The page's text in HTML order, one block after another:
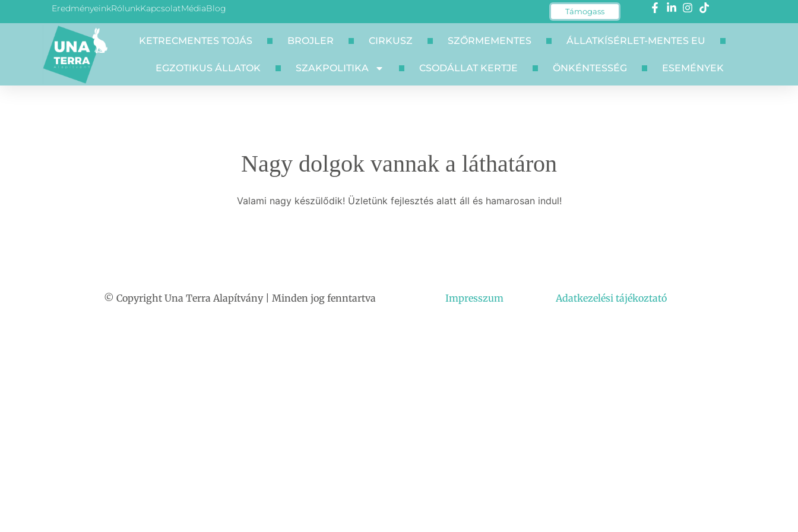
EredményeinkRólunkKapcsolatMédiaBlog Támogass
KETRECMENTES TOJÁS BROJLER CIRKUSZ SZŐRMEMENTES ÁLLATKÍSÉRLET-MENTES EU
EGZOTIKUS ÁLLATOK SZAKPOLITIKA CSODÁLLAT KERTJE ÖNKÉNTESSÉG ESEMÉNYEK
Nagy dolgok vannak a láthatáron
Valami nagy készülődik! Üzletünk fejlesztés alatt áll és hamarosan indul!
© Copyright Una Terra Alapítvány | Minden jog fenntartva Impresszum Adatkezelési tájékoztató